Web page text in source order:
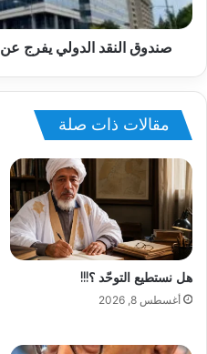
صندوق النقد الدولي يفرج عن 129 مليون دولار لدعم مالي
مقالات ذات صلة
هل نستطيع التوحّد ؟!!!
أغسطس 8, 2026